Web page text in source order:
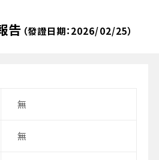
告 （發證日期：2026/02/25）
無
無